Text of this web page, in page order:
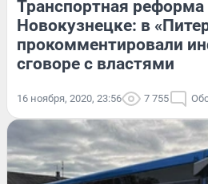
Транспортная реформа
Новокузнецке: в
прокомментировали
сговоре с властями
16 ноября, 2020, 23:56 7 755